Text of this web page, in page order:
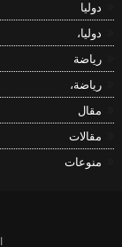
دوليا
دوليا،
رياضة
رياضة،
مقال
مقالات
منوعات